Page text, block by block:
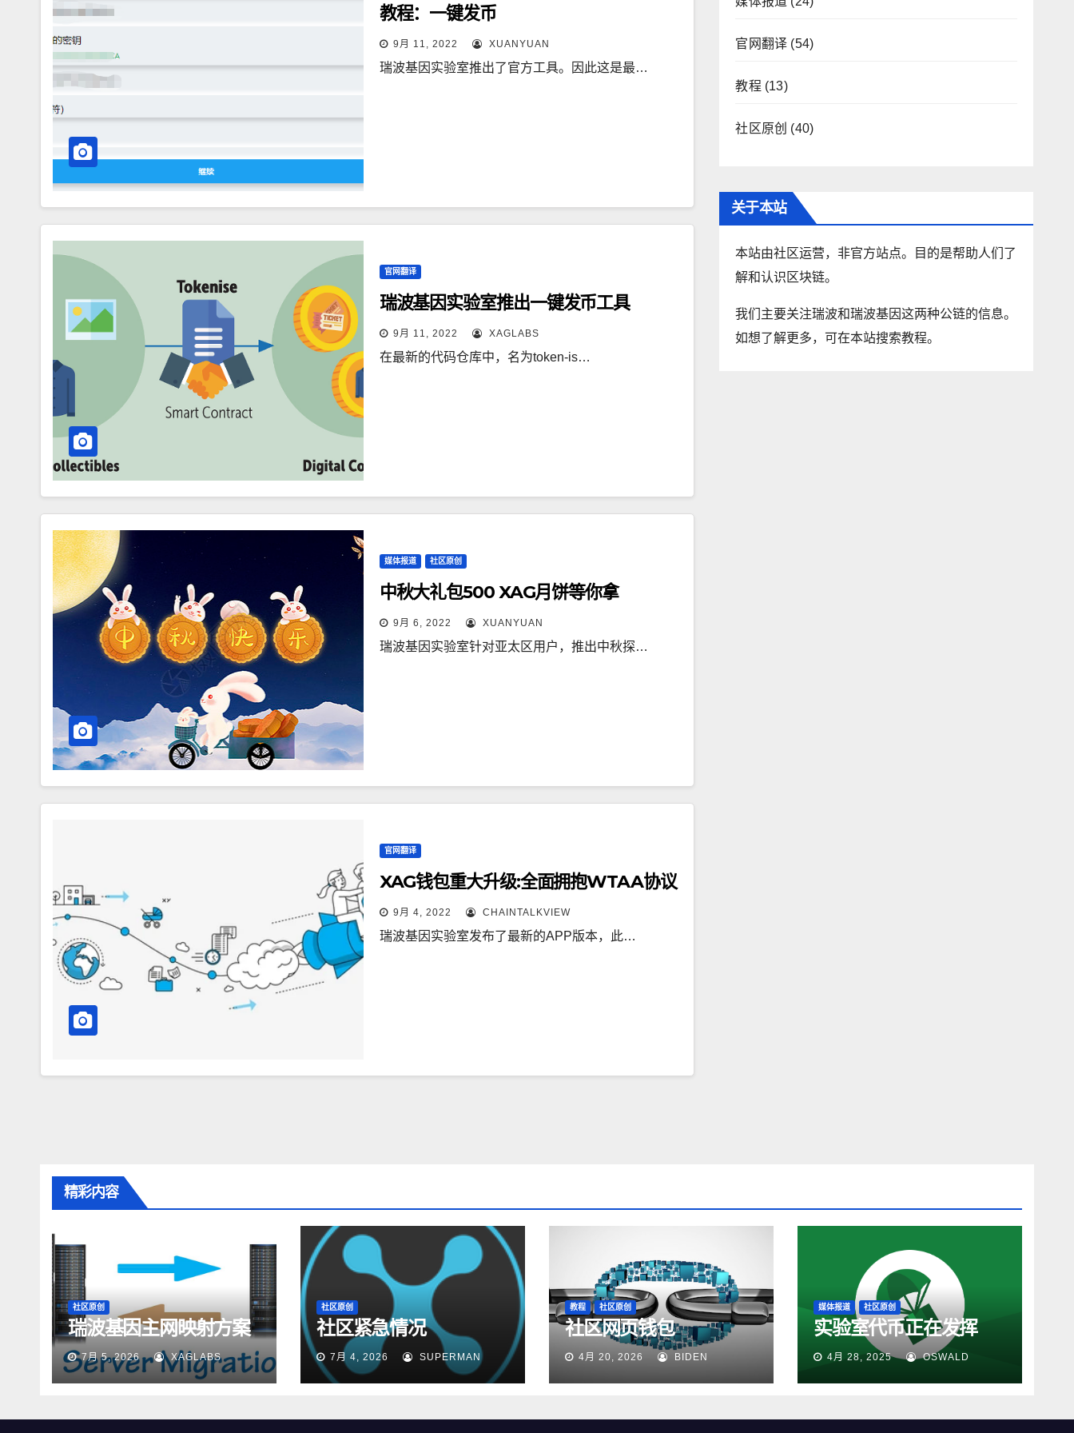
教程：一键发币
9月 11, 2022 XUANYUAN
瑞波基因实验室推出了官方工具。因此这是最…
官网翻译
瑞波基因实验室推出一键发币工具
9月 11, 2022 XAGLABS
在最新的代码仓库中，名为token-is…
媒体报道 社区原创
中秋大礼包500 XAG月饼等你拿
9月 6, 2022 XUANYUAN
瑞波基因实验室针对亚太区用户，推出中秋探…
官网翻译
XAG钱包重大升级:全面拥抱WTAA协议
9月 4, 2022 CHAINTALKVIEW
瑞波基因实验室发布了最新的APP版本，此…
官网翻译 (54)
教程 (13)
社区原创 (40)
关于本站
本站由社区运营，非官方站点。目的是帮助人们了
解和认识区块链。
我们主要关注瑞波和瑞波基因这两种公链的信息。
如想了解更多，可在本站搜索教程。
精彩内容
社区原创
瑞波基因主网映射方案
7月 5, 2026 XAGLABS
社区原创
社区紧急情况
7月 4, 2026 SUPERMAN
教程 社区原创
社区网页钱包
4月 20, 2026 BIDEN
媒体报道 社区原创
实验室代币正在发挥
4月 28, 2025 OSWALD